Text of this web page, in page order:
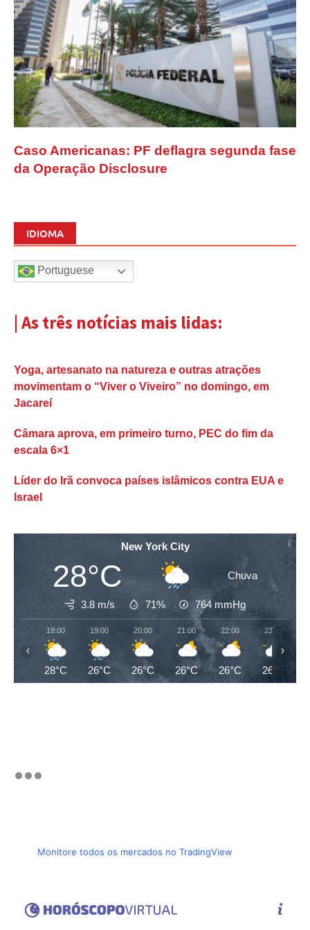
Caso Americanas: PF deflagra segunda fase
da Operação Disclosure
IDIOMA
Portuguese
| As três notícias mais lidas:
Yoga, artesanato na natureza e outras atrações
movimentam o “Viver o Viveiro” no domingo, em
Jacareí
Câmara aprova, em primeiro turno, PEC do fim da
escala 6×1
Líder do Irã convoca países islâmicos contra EUA e
Israel
New York City
28°C Chuva
3.8 m/s 71% 764mmHg
18:00
28°C
19:00
26°C
20:00
26°C
21:00
26°C
22:00
26°C
23:00
26°C
‹ ›
Monitore todos os mercados no TradingView